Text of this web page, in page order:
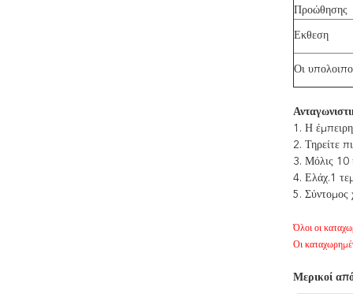
Προώθησης
Εκθεση
Οι
1. Η έμπειρη
2. Τηρείτε
3. Μόλις 10
4. Ελάχ.1
5. Σύντομος
Όλοι οι
Οι
Μερικοί